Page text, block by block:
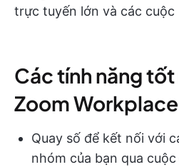
trực tuyến lớn và các cuộc
Các tính năng tốt
Zoom Workplace
Quay số để kết nối với
nhóm của bạn qua